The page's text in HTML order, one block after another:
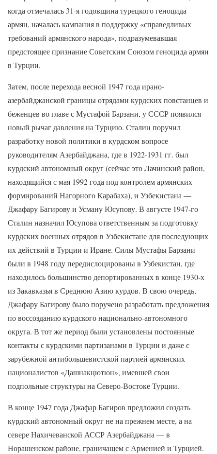
когда отмечалась 31-я годовщина турецкого геноцида
армян, началась кампания в поддержку «справедливых
требований армянского народа», подразумевавшая
предстоящее признание Советским Союзом геноцида армян
в Турции.
Затем, после перехода весной 1947 года ирано-
азербайджанской границы отрядами курдских повстанцев и
беженцев во главе с Мустафой Барзани, у СССР появился
новый рычаг давления на Турцию. Сталин поручил
разработку новой политики в курдском вопросе
руководителям Азербайджана, где в 1922-1931 гг. был
курдский автономный округ (сейчас это Лачинский район,
находящийся с мая 1992 года под контролем армянских
формирований Нагорного Карабаха), и Узбекистана —
Джафару Багирову и Усману Юсупову. В августе 1947-го
Сталин назначил Юсупова ответственным за подготовку
курдских военных отрядов в Узбекистане для последующих
их действий в Турции и Иране. Силы Мустафы Барзани
были в 1948 году передислоцированы в Узбекистан, где
находилось большинство депортированных в конце 1930-х
из Закавказья в Среднюю Азию курдов. В свою очередь,
Джафару Багирову было поручено разработать предложения
по воссозданию курдского национально-автономного
округа. В тот же период были установлены постоянные
контакты с курдскими партизанами в Турции и даже с
зарубежной антибольшевистской партией армянских
националистов «Дашнакцютюн», имевшей свои
подпольные структуры на Северо-Востоке Турции.
В конце 1947 года Джафар Багиров предложил создать
курдский автономный округ не на прежнем месте, а на
севере Нахичеванской АССР Азербайджана — в
Норашенском районе, граничащем с Арменией и Турцией.